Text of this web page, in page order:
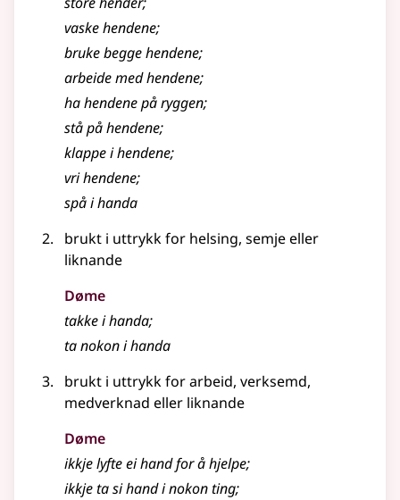
vaske hendene;
bruke begge hendene;
arbeide med hendene;
ha hendene på ryggen;
stå på hendene;
klappe i hendene;
vri hendene;
spå i handa
brukt i uttrykk for helsing, semjeeller
liknande
Døme
takke i handa;
ta nokon i handa
brukt i uttrykkfor arbeid, verksemd,
medverknad eller liknande
Døme
ikkje lyfte ei hand for å hjelpe;
ikkje ta si hand i nokon ting;